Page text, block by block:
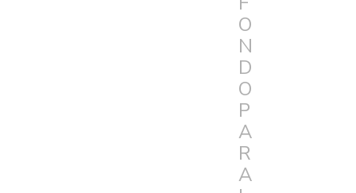
O
N
D
O
P
A
R
A